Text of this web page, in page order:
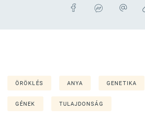
ÖRÖKLÉS ANYA GENETIKA
GÉNEK TULAJDONSÁG